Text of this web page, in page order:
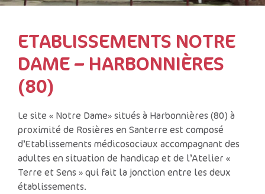
ETABLISSEMENTS NOTRE
DAME – HARBONNIÈRES
(80)
Le site « Notre Dame» situés à Harbonnières (80) à
proximité de Rosières en Santerre est composé
d’Etablissements médicosociaux accompagnant des
adultes en situation de handicap et de l’Atelier «
Terre et Sens » qui fait la jonction entre les deux
établissements.